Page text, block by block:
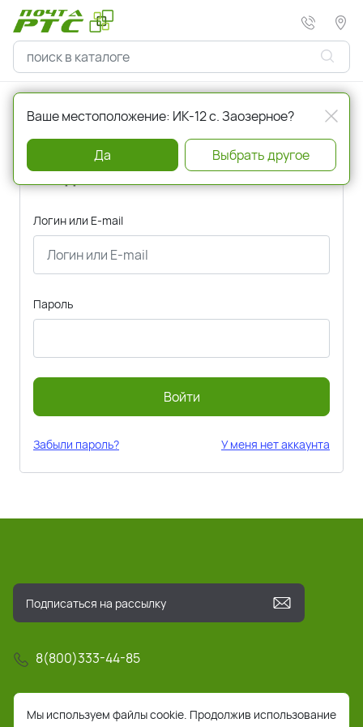
Главная Авторизация
Вход
Логин или E-mail
Пароль
Войти
Забыли пароль? У меня нет аккаунта
8(800)333-44-85
info@pochta-rts.ru
Мы используем файлы cookie. Продолжив использование
Ваше местоположение: ИК-12 с. Заозерное?
Да Выбрать другое